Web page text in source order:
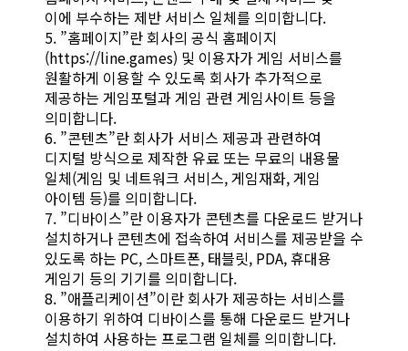
이에 부수하는 제반 서비스 일체를 의미합니다.
5. ”홈페이지”란 회사의 공식 홈페이지
(https://line.games) 및 이용자가 게임 서비스를
원활하게 이용할 수 있도록 회사가 추가적으로
제공하는 게임포털과 게임 관련 게임사이트 등을
의미합니다.
6. ”콘텐츠”란 회사가 서비스 제공과 관련하여
디지털 방식으로 제작한 유료 또는 무료의 내용물
일체(게임 및 네트워크 서비스, 게임재화, 게임
아이템 등)를 의미합니다.
7. ”디바이스”란 이용자가 콘텐츠를 다운로드 받거나
설치하거나 콘텐츠에 접속하여 서비스를 제공받을 수
있도록 하는 PC, 스마트폰, 태블릿, PDA, 휴대용
게임기 등의 기기를 의미합니다.
8. ”애플리케이션”이란 회사가 제공하는 서비스를
이용하기 위하여 디바이스를 통해 다운로드 받거나
설치하여 사용하는 프로그램 일체를 의미합니다.